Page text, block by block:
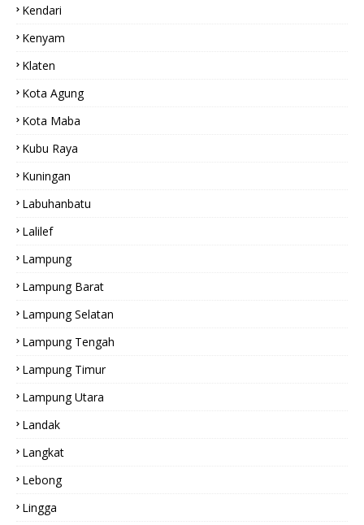
Kendari
Kenyam
Klaten
Kota Agung
Kota Maba
Kubu Raya
Kuningan
Labuhanbatu
Lalilef
Lampung
Lampung Barat
Lampung Selatan
Lampung Tengah
Lampung Timur
Lampung Utara
Landak
Langkat
Lebong
Lingga